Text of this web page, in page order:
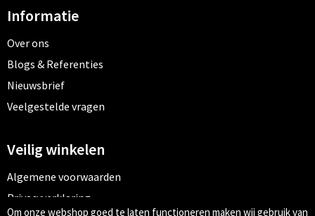
Informatie
Over ons
Blogs & Referenties
Nieuwsbrief
Veelgestelde vragen
Veilig winkelen
Algemene voorwaarden
Privacyverklaring
Om onze webshop goed te laten functioneren maken wij gebruik van